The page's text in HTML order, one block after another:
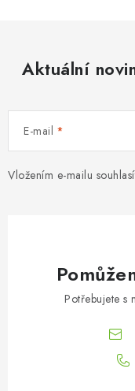
Aktuální
E-mail
Vložením e-mailu
Potřebujete s